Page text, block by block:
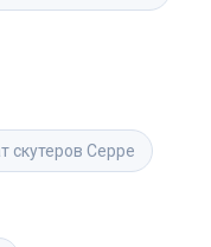
скутеров Серре